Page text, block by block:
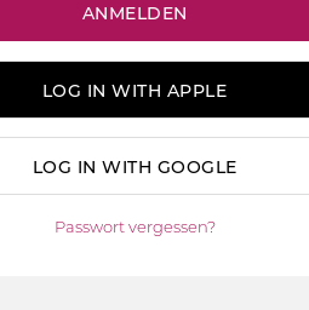
LOG IN WITH APPLE
LOG IN WITH GOOGLE
Passwort vergessen?